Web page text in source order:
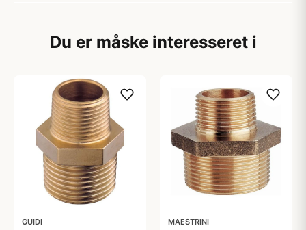
Du er måske interesseret i
GUIDI MAESTRINI